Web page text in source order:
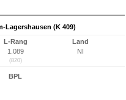
Lagershausen (K 409)
L-Rang
1.089
(820)
Land
NI
BPL